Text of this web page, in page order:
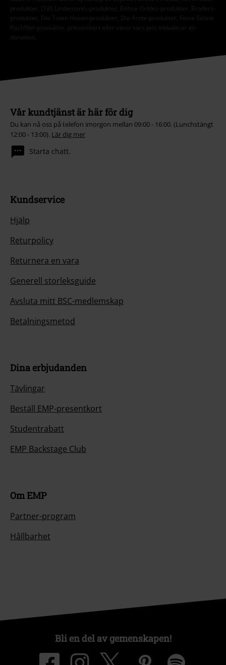
produkter, (Till) Lindemann,-produkter, Böhse Onklez-produkter, Broilers-
produkter, Die Toten Hosen-produkter, Die Ärzte-produkter, Feine Sahne
Fischfilet-produkter, presentkort eller varor vars pris inkluderar en
donation.
Vår kundtjänst är här för dig
Du kan nå oss på telefon imorgon mellan 09:00 - 16:00. (Lunchstängt
12:00 - 13:00). Lär dig mer
Starta chatt.
Kundservice
Hjälp
Returpolicy
Returnera en vara
Generell storleksguide
Avsluta mitt BSC-medlemskap
Betalningsmetod
Dina erbjudanden
Tävlingar
Beställ EMP-presentkort
Studentrabatt
EMP Backstage Club
Om EMP
Partner-program
Hållbarhet
Bli en del av gemenskapen!